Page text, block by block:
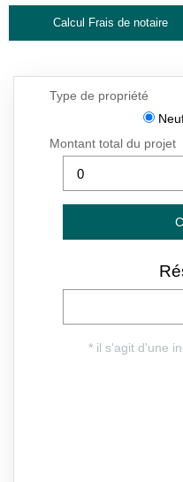
Calcul Frais de notaire